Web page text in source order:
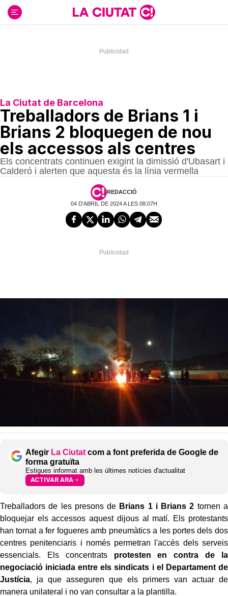
contenido
La Ciutat de Barcelona
Treballadors de Brians 1 i
Brians 2 bloquegen de nou
els accessos als centres
Els concentrats continuen exigint la dimissió d'Ubasart i
Calderó i alerten que aquesta és la línia vermella
REDACCIÓ
04 D'ABRIL DE 2024 A LES 08:07H
Afegir La Ciutat com a font preferida de Google de
forma gratuïta
Estigues informat amb les últimes notícies d'actualitat
ACTIVAR ARA
Treballadors de les presons de Brians 1 i Brians 2 tornen a
bloquejar els accessos aquest dijous al matí. Els protestants
han tornat a fer fogueres amb pneumàtics a les portes dels dos
centres penitenciaris i només permetran l'accés dels serveis
essencials. Els concentrats protesten en contra de la
negociació iniciada entre els sindicats i el Departament de
Justícia, ja que asseguren que els primers van actuar de
manera unilateral i no van consultar a la plantilla.